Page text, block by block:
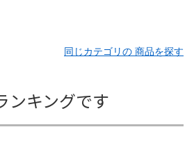
同じカテゴリの 商品を探す
ンキングです